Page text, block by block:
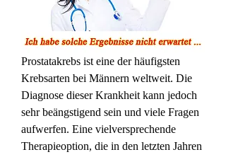
Prostatakrebs ist eine der häufigsten
Krebsarten bei Männern weltweit. Die
Diagnose dieser Krankheit kann jedoch
sehr beängstigend sein und viele Fragen
aufwerfen. Eine vielversprechende
Therapieoption, die in den letzten Jahren